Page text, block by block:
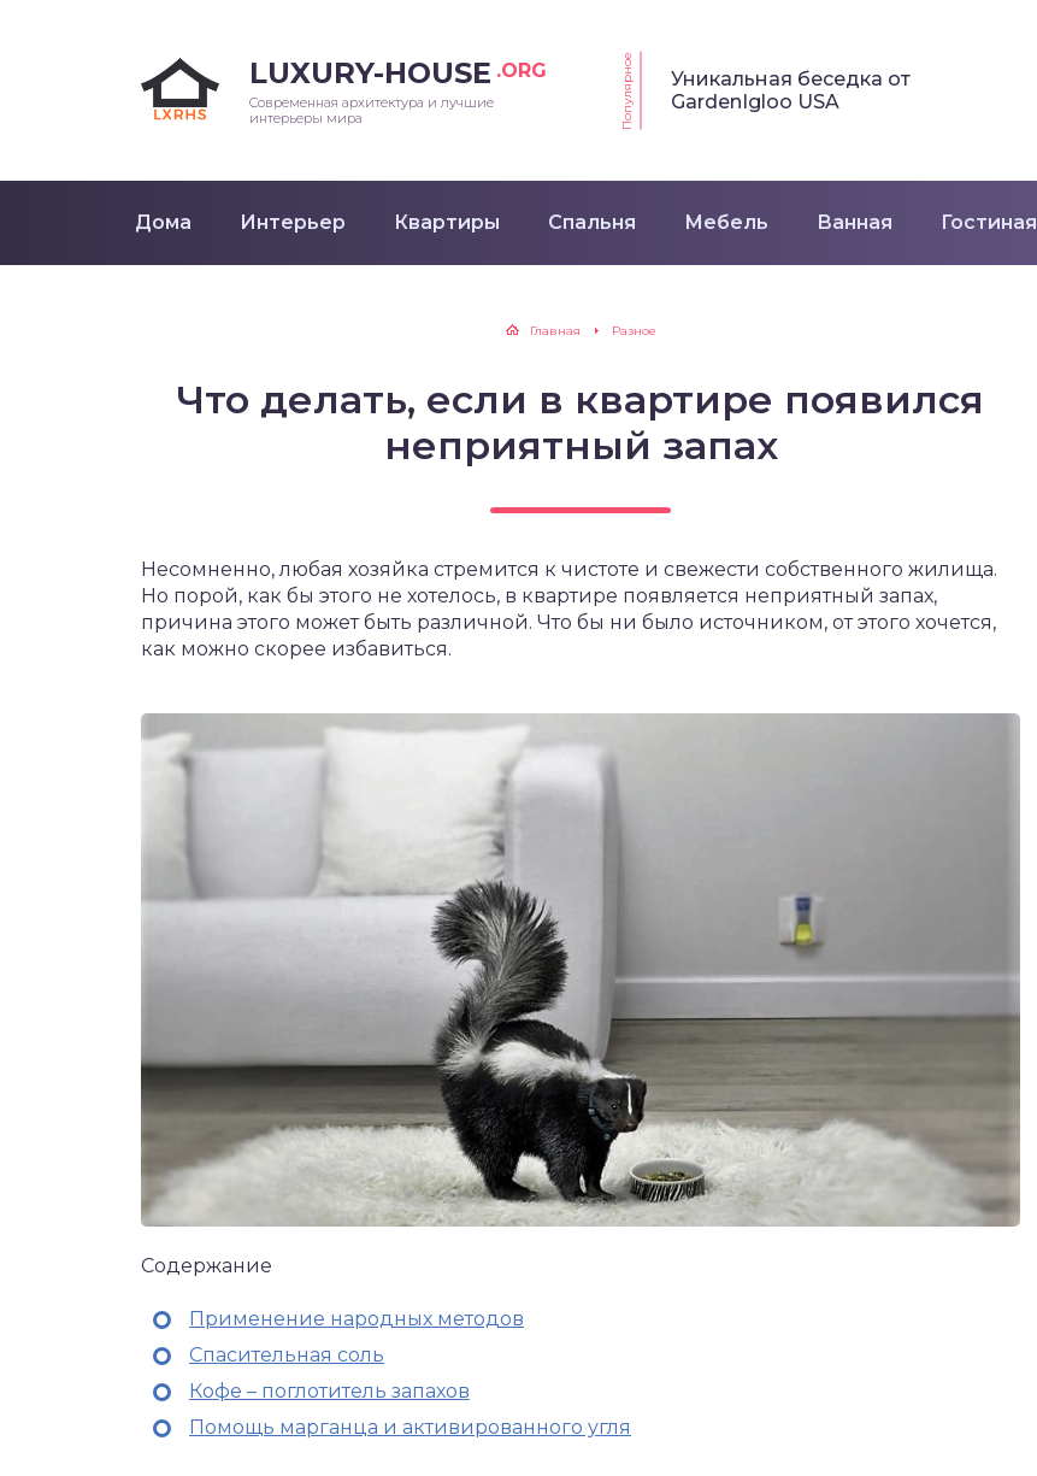
LUXURY-HOUSE .ORG
Современная архитектура и лучшие
интерьеры мира
Популярное
Уникальная беседка от
GardenIgloo USA
Дома Интерьер Квартиры Спальня Мебель Ванная Гостиная
Главная Разное
Что делать, если в квартире появился
неприятный запах
Несомненно, любая хозяйка стремится к чистоте и свежести собственного жилища.
Но порой, как бы этого не хотелось, в квартире появляется неприятный запах,
причина этого может быть различной. Что бы ни было источником, от этого хочется,
как можно скорее избавиться.
Содержание
Применение народных методов
Спасительная соль
Кофе – поглотитель запахов
Помощь марганца и активированного угля